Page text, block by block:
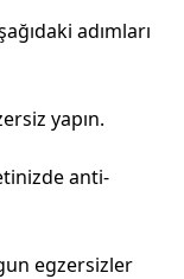
adımları
yapın.
anti-
egzersizler